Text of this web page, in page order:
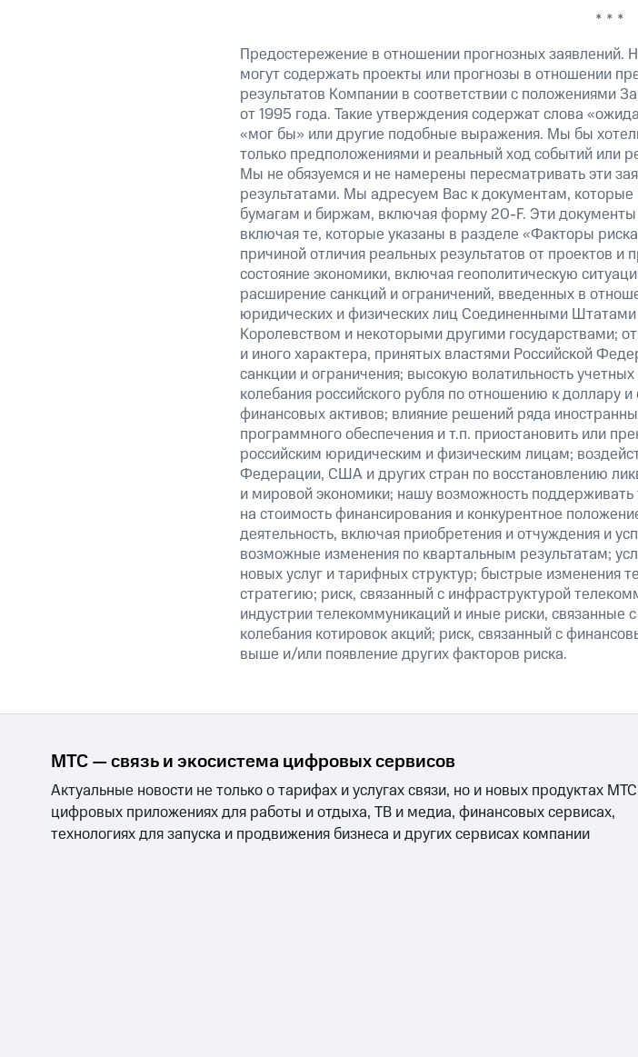
* * *
Предостережение в отношении прогнозных заявлений.
могут содержать проекты или прогнозы в отношении
результатов Компании в соответствии с положениями
от 1995 года. Такие утверждения содержат слова
«мог бы» или другие подобные выражения. Мы бы
только предположениями и реальный ход событий или
Мы не обязуемся и не намерены пересматривать эти
результатами. Мы адресуем Вас к документам,
бумагам и биржам, включая форму 20-F. Эти
включая те, которые указаны в разделе «Факторы
причиной отличия реальных результатов от проектов
состояние экономики, включая геополитическую
расширение санкций и ограничений, введенных в
юридических и физических лиц Соединенными
Королевством и некоторыми другими государствами;
и иного характера, принятых властями Российской
санкции и ограничения; высокую волатильность
колебания российского рубля по отношению к доллару
финансовых активов; влияние решений ряда
программного обеспечения и т.п. приостановить или
российским юридическим и физическим лицам;
Федерации, США и других стран по восстановлению
и мировой экономики; нашу возможность
на стоимость финансирования и конкурентное
деятельность, включая приобретения и отчуждения и
возможные изменения по квартальным результатам;
новых услуг и тарифных структур; быстрые изменения
стратегию; риск, связанный с инфраструктурой
индустрии телекоммуникаций и иные риски, связанные
колебания котировок акций; риск, связанный с
выше и/или появление других факторов риска.
МТС — связь и экосистема цифровых сервисов
Актуальные новости не только о тарифах и услугах связи, но и новых продуктах
цифровых приложениях для работы и отдыха, ТВ и медиа, финансовых сервисах,
технологиях для запуска и продвижения бизнеса и других сервисах компании